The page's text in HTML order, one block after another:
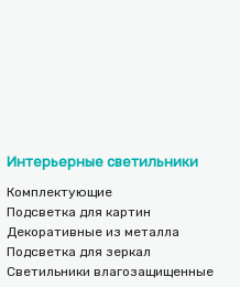
Интерьерные светильники
Комплектующие
Подсветка для картин
Декоративные из металла
Подсветка для зеркал
Светильники влагозащищенные